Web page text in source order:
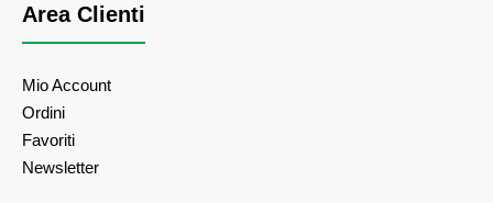
Area Clienti
Mio Account
Ordini
Favoriti
Newsletter